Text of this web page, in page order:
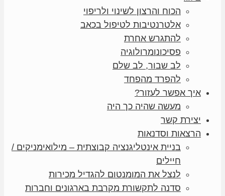
הכוח והרצון לשינוי ולריפוי
אלטרנטיבות לטיפול בכאב
להתגרש אחרת
פסיכונומרולוגיה
לב שבור, לב שלם
להפרד מהפחד
איך אפשר לעזור?
מעשה שהיה כך היה
יצירת קשר
הרצאות וסדנאות
בניית אינטליגנציה קבוצתית – מילואימניקים /
חיילים
לנצל את המומנטום להגדיל מכירות
סדנה לתקשורת מקרבת בארגונים וחברות